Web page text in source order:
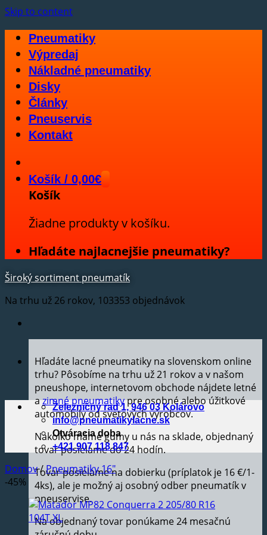
Skip to content
Pneumatiky
Výpredaj
Nákladné pneumatiky
Disky
Články
Pneuservis
Kontakt
Košík / 0,00€
Košík
Žiadne produkty v košíku.
Hľadáte najlacnejšie pneumatiky?
Široký sortiment pneumatík
Na trhu už 26 rokov, 103353 objednávok
Hľadáte lacné pneumatiky na slovenskom online
trhu? Pôsobíme na trhu už 21 rokov a v našom
pneushope, internetovom obchode nájdete letné
azimné pneumatikypre osobné alebo úžitkové
automobily od svetových výrobcov.
Nakoľko máme gumy u nás na sklade, objednaný
tovar posielame do 24 hodín.
Tovar posielame na dobierku (príplatok je 16 €/1-
4ks), ale je možný aj osobný odber pneumatík v
pneuservise.
Na objednaný tovar ponúkame 24 mesačnú
Železničný rad 1, 946 03 Kolárovo
info@pneumatikylacne.sk
Otváracia doba
+421 907 118 847
Domov/Pneumatiky 16"
-45%